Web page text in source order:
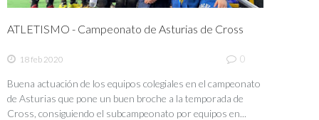
ATLETISMO - Campeonato de Asturias de Cross
18 feb 2020 0
Buena actuación de los equipos colegiales en el campeonato
de Asturias que pone un buen broche a la temporada de
Cross, consiguiendo el subcampeonato por equipos en...